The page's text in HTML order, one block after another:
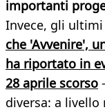
importanti
Invece, gli
che 'Avvenire',
ha riportato in
28 aprile scorso
diversa: a livello